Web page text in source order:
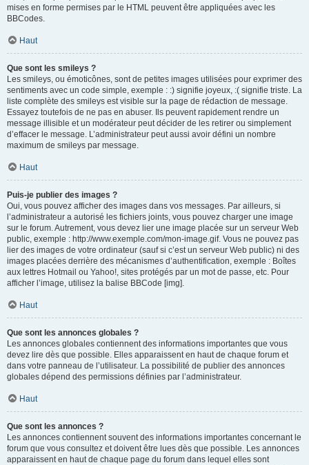
mises en forme permises par le HTML peuvent être appliquées avec les
BBCodes.
Haut
Que sont les smileys ?
Les smileys, ou émoticônes, sont de petites images utilisées pour exprimer des
sentiments avec un code simple, exemple : :) signifie joyeux, :( signifie triste. La
liste complète des smileys est visible sur la page de rédaction de message.
Essayez toutefois de ne pas en abuser. Ils peuvent rapidement rendre un
message illisible et un modérateur peut décider de les retirer ou simplement
d’effacer le message. L’administrateur peut aussi avoir défini un nombre
maximum de smileys par message.
Haut
Puis-je publier des images ?
Oui, vous pouvez afficher des images dans vos messages. Par ailleurs, si
l’administrateur a autorisé les fichiers joints, vous pouvez charger une image
sur le forum. Autrement, vous devez lier une image placée sur un serveur Web
public, exemple : http://www.exemple.com/mon-image.gif. Vous ne pouvez pas
lier des images de votre ordinateur (sauf si c’est un serveur Web public) ni des
images placées derrière des mécanismes d’authentification, exemple : Boîtes
aux lettres Hotmail ou Yahoo!, sites protégés par un mot de passe, etc. Pour
afficher l’image, utilisez la balise BBCode [img].
Haut
Que sont les annonces globales ?
Les annonces globales contiennent des informations importantes que vous
devez lire dès que possible. Elles apparaissent en haut de chaque forum et
dans votre panneau de l’utilisateur. La possibilité de publier des annonces
globales dépend des permissions définies par l’administrateur.
Haut
Que sont les annonces ?
Les annonces contiennent souvent des informations importantes concernant le
forum que vous consultez et doivent être lues dès que possible. Les annonces
apparaissent en haut de chaque page du forum dans lequel elles sont